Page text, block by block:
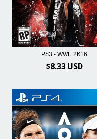
PS3 - WWE 2K16
$8.33 USD